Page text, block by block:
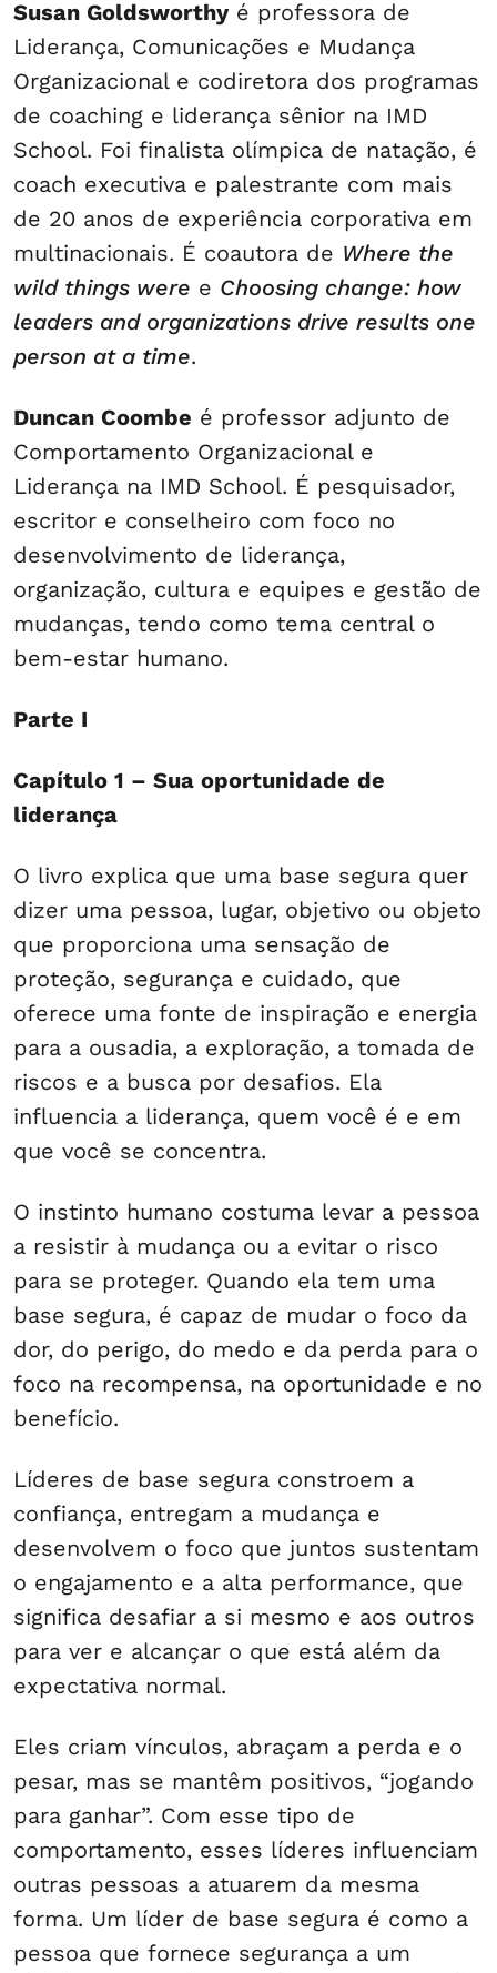
Susan Goldsworthyé professora de
Liderança, Comunicações e Mudança
Organizacional e codiretora dos programas
de coaching e liderança sênior na IMD
School. Foi finalista olímpica de natação, é
coach executiva e palestrante com mais
de 20 anos de experiência corporativa em
multinacionais. É coautora de Where the
wild things were e Choosing change: how
leaders and organizations drive results one
person at a time.
Duncan Coombe é professor adjunto de
Comportamento Organizacional e
Liderança na IMD School. É pesquisador,
escritor e conselheiro com foco no
desenvolvimento de liderança,
organização, cultura e equipes e gestão de
mudanças, tendo como tema central o
bem-estar humano.
Parte I
Capítulo 1 – Sua oportunidade de
liderança
O livro explica que uma base segura quer
dizer uma pessoa, lugar, objetivo ou objeto
que proporciona uma sensação de
proteção, segurança e cuidado, que
oferece uma fonte de inspiração e energia
para a ousadia, a exploração, a tomada de
riscos e a busca por desafios. Ela
influencia a liderança, quem você é e em
que você se concentra.
O instinto humano costuma levar a pessoa
a resistir à mudança ou a evitar o risco
para se proteger. Quando ela tem uma
base segura, é capaz de mudar o foco da
dor, do perigo, do medo e da perda para o
foco na recompensa, na oportunidade e no
benefício.
Líderes de base segura constroem a
confiança, entregam a mudança e
desenvolvem o foco que juntos sustentam
o engajamento e a alta performance, que
significa desafiar a si mesmo e aos outros
para ver e alcançar o que está além da
expectativa normal.
Eles criam vínculos, abraçam a perda e o
pesar, mas se mantêm positivos, “jogando
para ganhar”. Com esse tipo de
comportamento, esses líderes influenciam
outras pessoas a atuarem da mesma
forma. Um líder de base segura é como a
pessoa que fornece segurança a um